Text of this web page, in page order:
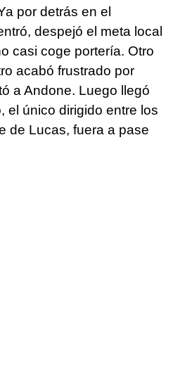
por detrás en el
despejó el meta local
casi coge portería. Otro
acabó frustrado por
a Andone. Luego llegó
el único dirigido entre los
de Lucas, fuera a pase